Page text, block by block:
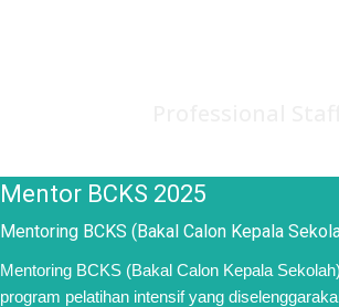
Mentor BCKS 2025
Mentoring BCKS (Bakal Calon Kepala
Mentoring BCKS (Bakal Calon Kepala
program pelatihan intensif yang